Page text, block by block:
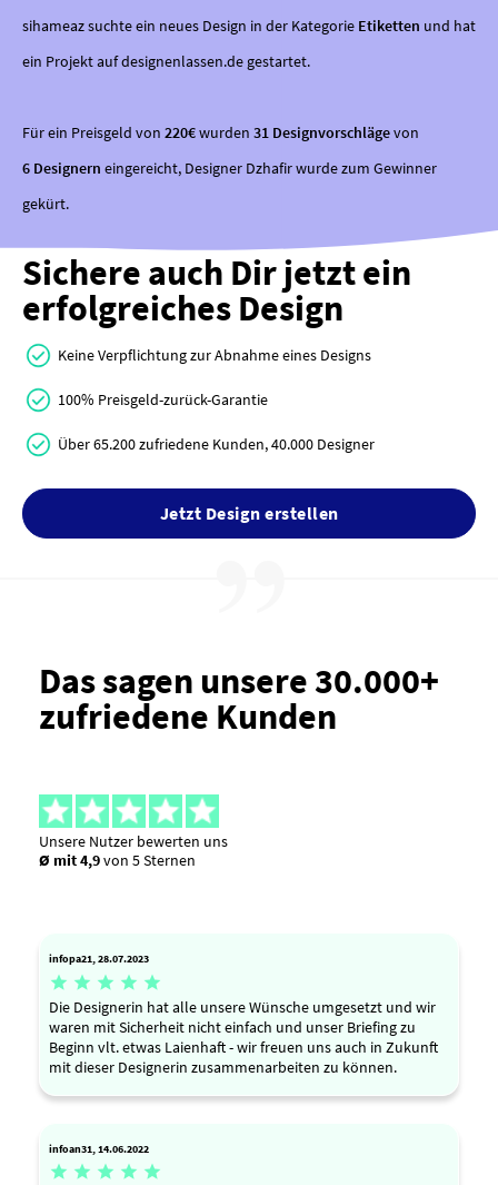
sihameaz suchte ein neues Design in der Kategorie Etiketten und hat
ein Projekt auf designenlassen.de gestartet.
Für ein Preisgeld von 220€wurden 31 Designvorschlägevon
6 Designern eingereicht, Designer Dzhafir wurde zum Gewinner
gekürt.
Sichere auch Dir jetzt ein
erfolgreiches Design
Keine Verpflichtung zur Abnahme eines Designs
100% Preisgeld-zurück-Garantie
Über 65.200 zufriedene Kunden, 40.000 Designer
Jetzt Design erstellen
Das sagen unsere 30.000+
zufriedene Kunden
Unsere Nutzer bewerten uns
Ø mit 4,9von 5 Sternen
infopa21, 28.07.2023
    
Die Designerin hat alle unsere Wünsche umgesetzt und wir
waren mit Sicherheit nicht einfach und unser Briefing zu
Beginn vlt. etwas Laienhaft - wir freuen uns auch in Zukunft
mit dieser Designerin zusammenarbeiten zu können.
infoan31, 14.06.2022
    